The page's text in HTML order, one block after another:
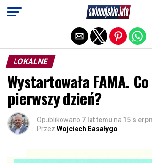
LOKALNE
Wystartowała FAMA.
pierwszy dzień?
Opublikowano 7 lat temu na 15
Przez Wojciech Basałygo
Exit mobile version